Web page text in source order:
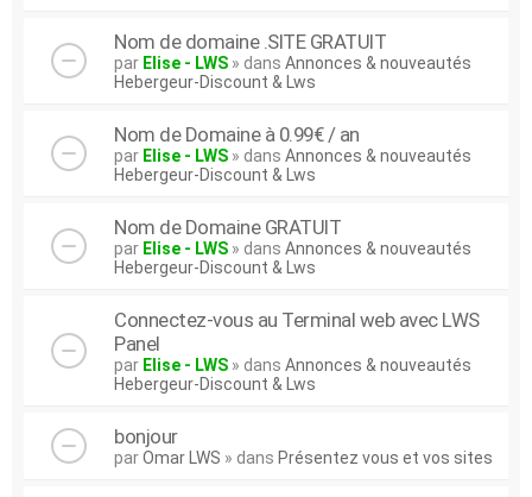
Nom de domaine .SITE GRATUIT
par Elise - LWS » dans Annonces & nouveautés
Hebergeur-Discount & Lws
Nom de Domaine à 0.99€ / an
par Elise - LWS » dans Annonces & nouveautés
Hebergeur-Discount & Lws
Nom de Domaine GRATUIT
par Elise - LWS » dans Annonces & nouveautés
Hebergeur-Discount & Lws
Connectez-vous au Terminal web avec LWS
Panel
par Elise - LWS » dans Annonces & nouveautés
Hebergeur-Discount & Lws
bonjour
parOmar LWS » dans Présentez vous et vos sites